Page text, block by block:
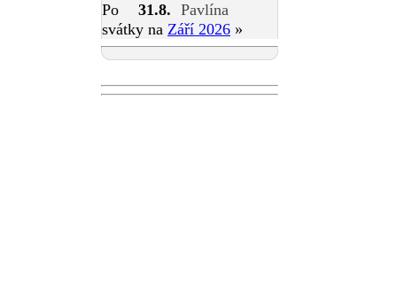
Po
31.8. Pavlína
svátky na Září 2026 »